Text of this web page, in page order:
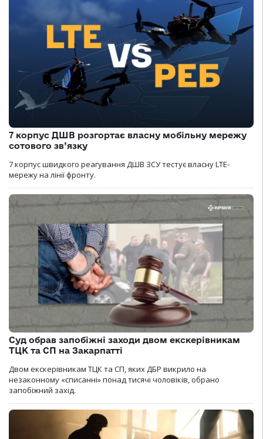
7 корпус ДШВ розгортає власну мобільну мережу
сотового зв’язку
7 корпус швидкого реагування ДШВ ЗСУ тестує власну LTE-
мережу на лінії фронту.
Суд обрав запобіжні заходи двом екскерівникам
ТЦК та СП на Закарпатті
Двом екскерівникам ТЦК та СП, яких ДБР викрило на
незаконному «списанні» понад тисячі чоловіків, обрано
запобіжний захід.